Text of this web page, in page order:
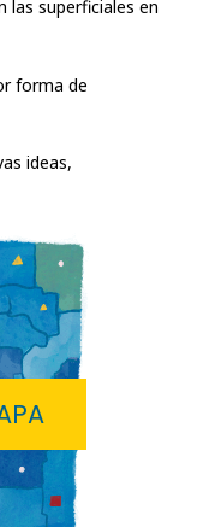
las superficiales en
forma de
ideas,